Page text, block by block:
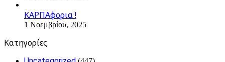
ΚΑΡΠΑφορια !
1 Νοεμβρίου, 2025
Kατηγορίες